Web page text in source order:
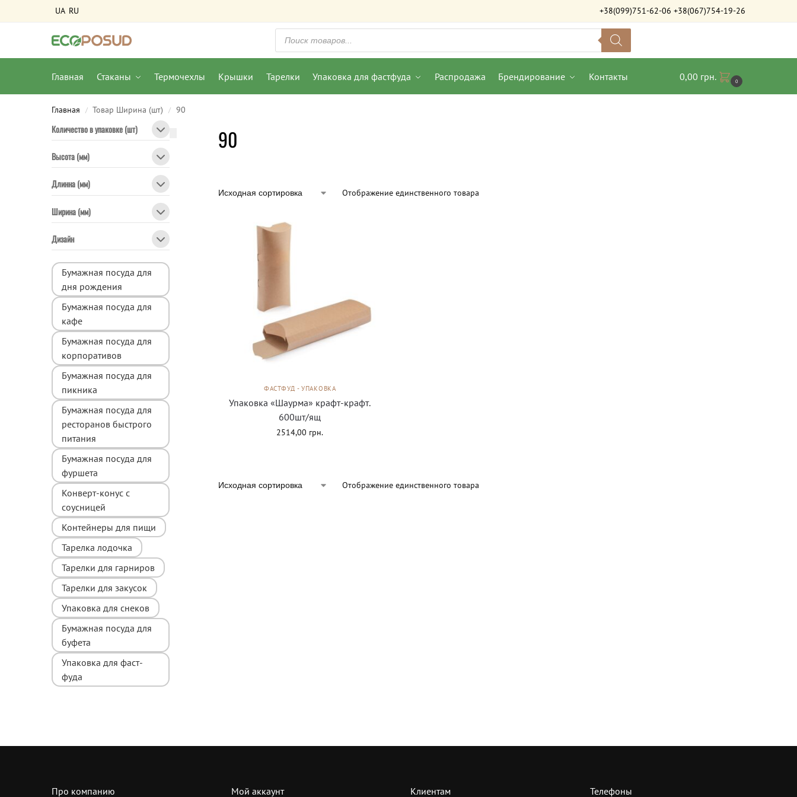
UA RU +38(099)751-62-06 +38(067)754-19-26
Главная Стаканы Термочехлы Крышки Тарелки Упаковка для фастфуда Распродажа Брендирование Контакты 0,00 грн. 0
Главная / Товар Ширина (шт) / 90
90
Отображение единственного товара
ФАСТФУД - УПАКОВКА
Упаковка «Шаурма» крафт-крафт.
600шт/ящ
2514,00 грн.
Отображение единственного товара
Количество в упаковке (шт)
Высота (мм)
Длинна (мм)
Ширина (мм)
Дизайн
Бумажная посуда для
дня рождения
Бумажная посуда для
кафе
Бумажная посуда для
корпоративов
Бумажная посуда для
пикника
Бумажная посуда для
ресторанов быстрого
питания
Бумажная посуда для
фуршета
Конверт-конус с
соусницей
Контейнеры для пищи
Тарелка лодочка
Тарелки для гарниров
Тарелки для закусок
Упаковка для снеков
Бумажная посуда для
буфета
Упаковка для фаст-
фуда
Про компанию Мой аккаунт Клиентам Телефоны